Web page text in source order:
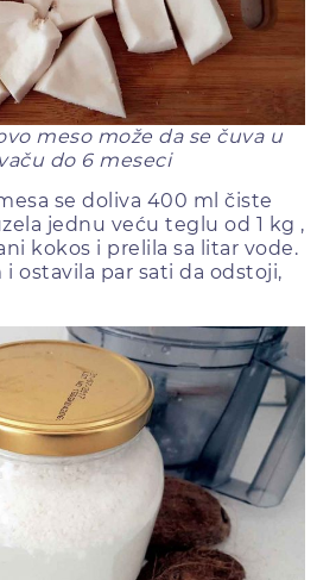
meso može da se čuva u
do 6 meseci
se doliva 400 ml čiste
jednu veću teglu od 1 kg ,
kokos i prelila sa litar vode.
ostavila par sati da odstoji,